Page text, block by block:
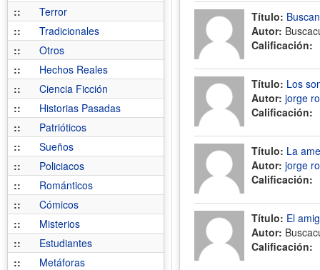
::
Terror
::
Tradicionales
::
Otros
::
Hechos Reales
::
Ciencia Ficción
::
Historias Pasadas
::
Patrióticos
::
Sueños
::
Policiacos
::
Románticos
::
Cómicos
::
Misterios
::
Estudiantes
::
Metáforas
Título:
Autor:
Calificación:
Título: Los
Autor: jorge
Calificación:
Título: La
Autor: jorge
Calificación:
Título: El
Autor:
Calificación: